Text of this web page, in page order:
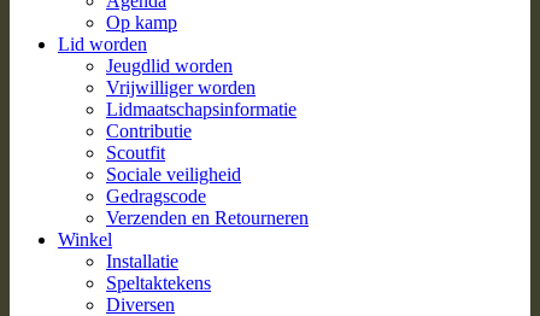
Op kamp
Lid worden
Jeugdlid worden
Vrijwilliger worden
Lidmaatschapsinformatie
Contributie
Scoutfit
Sociale veiligheid
Gedragscode
Verzenden en Retourneren
Winkel
Installatie
Speltaktekens
Diversen